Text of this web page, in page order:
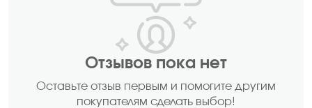
Отзывов пока нет
Оставьте отзыв первым и помогите другим
покупателям сделать выбор!